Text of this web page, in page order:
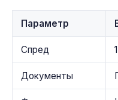
Параметр
Спред
Документы